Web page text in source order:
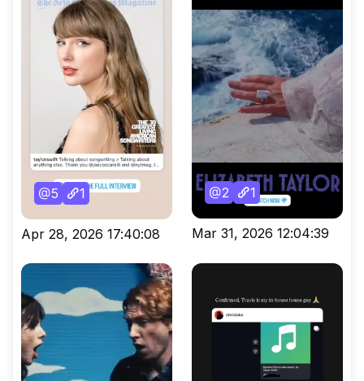
5 1
Apr 28, 2026 17:40:08
2 1
Mar 31, 2026 12:04:39